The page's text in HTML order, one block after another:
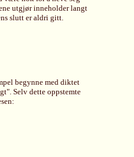
utgjør inneholder langt
slutt er aldri gitt.
begynne med diktet
Selv dette oppstemte